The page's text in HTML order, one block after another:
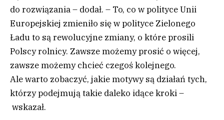
do rozwiązania – dodał. – To, co w polityce Unii
Europejskiej zmieniło się w polityce Zielonego
Ładu to są rewolucyjne zmiany, o które prosili
Polscy rolnicy. Zawsze możemy prosić o więcej,
zawsze możemy chcieć czegoś kolejnego.
Ale warto zobaczyć, jakie motywy są działań tych,
którzy podejmują takie daleko idące kroki –
wskazał.